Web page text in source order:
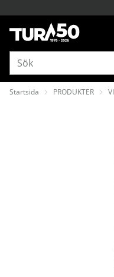
Startsida PRODUKTER